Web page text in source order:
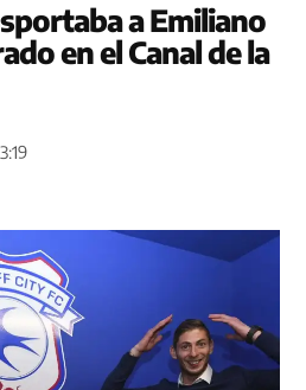
a Emiliano
en el Canal de la